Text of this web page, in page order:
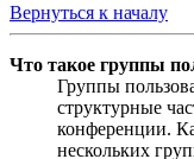
Вернуться к началу
Что такое группы
Группы
структурные
конференции.
нескольких